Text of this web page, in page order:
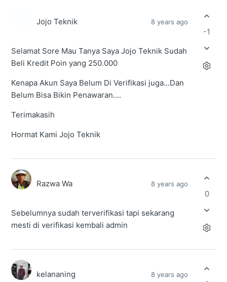
Jojo Teknik 8 years ago
Selamat Sore Mau Tanya Saya Jojo Teknik Sudah
Beli Kredit Poin yang 250.000
Kenapa Akun Saya Belum Di Verifikasi juga...Dan
Belum Bisa Bikin Penawaran....
Terimakasih
Hormat Kami Jojo Teknik
-1
Razwa Wa 8 years ago
Sebelumnya sudah terverifikasi tapi sekarang
mesti di verifikasi kembali admin
0
kelananing 8 years ago